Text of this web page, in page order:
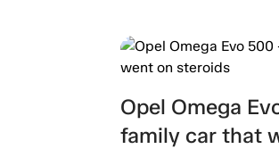
Opel Omega
family car that